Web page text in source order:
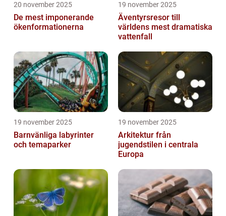
20 november 2025
De mest imponerande
ökenformationerna
19 november 2025
Äventyrsresor till
världens mest dramatiska
vattenfall
19 november 2025
Barnvänliga labyrinter
och temaparker
19 november 2025
Arkitektur från
jugendstilen i centrala
Europa